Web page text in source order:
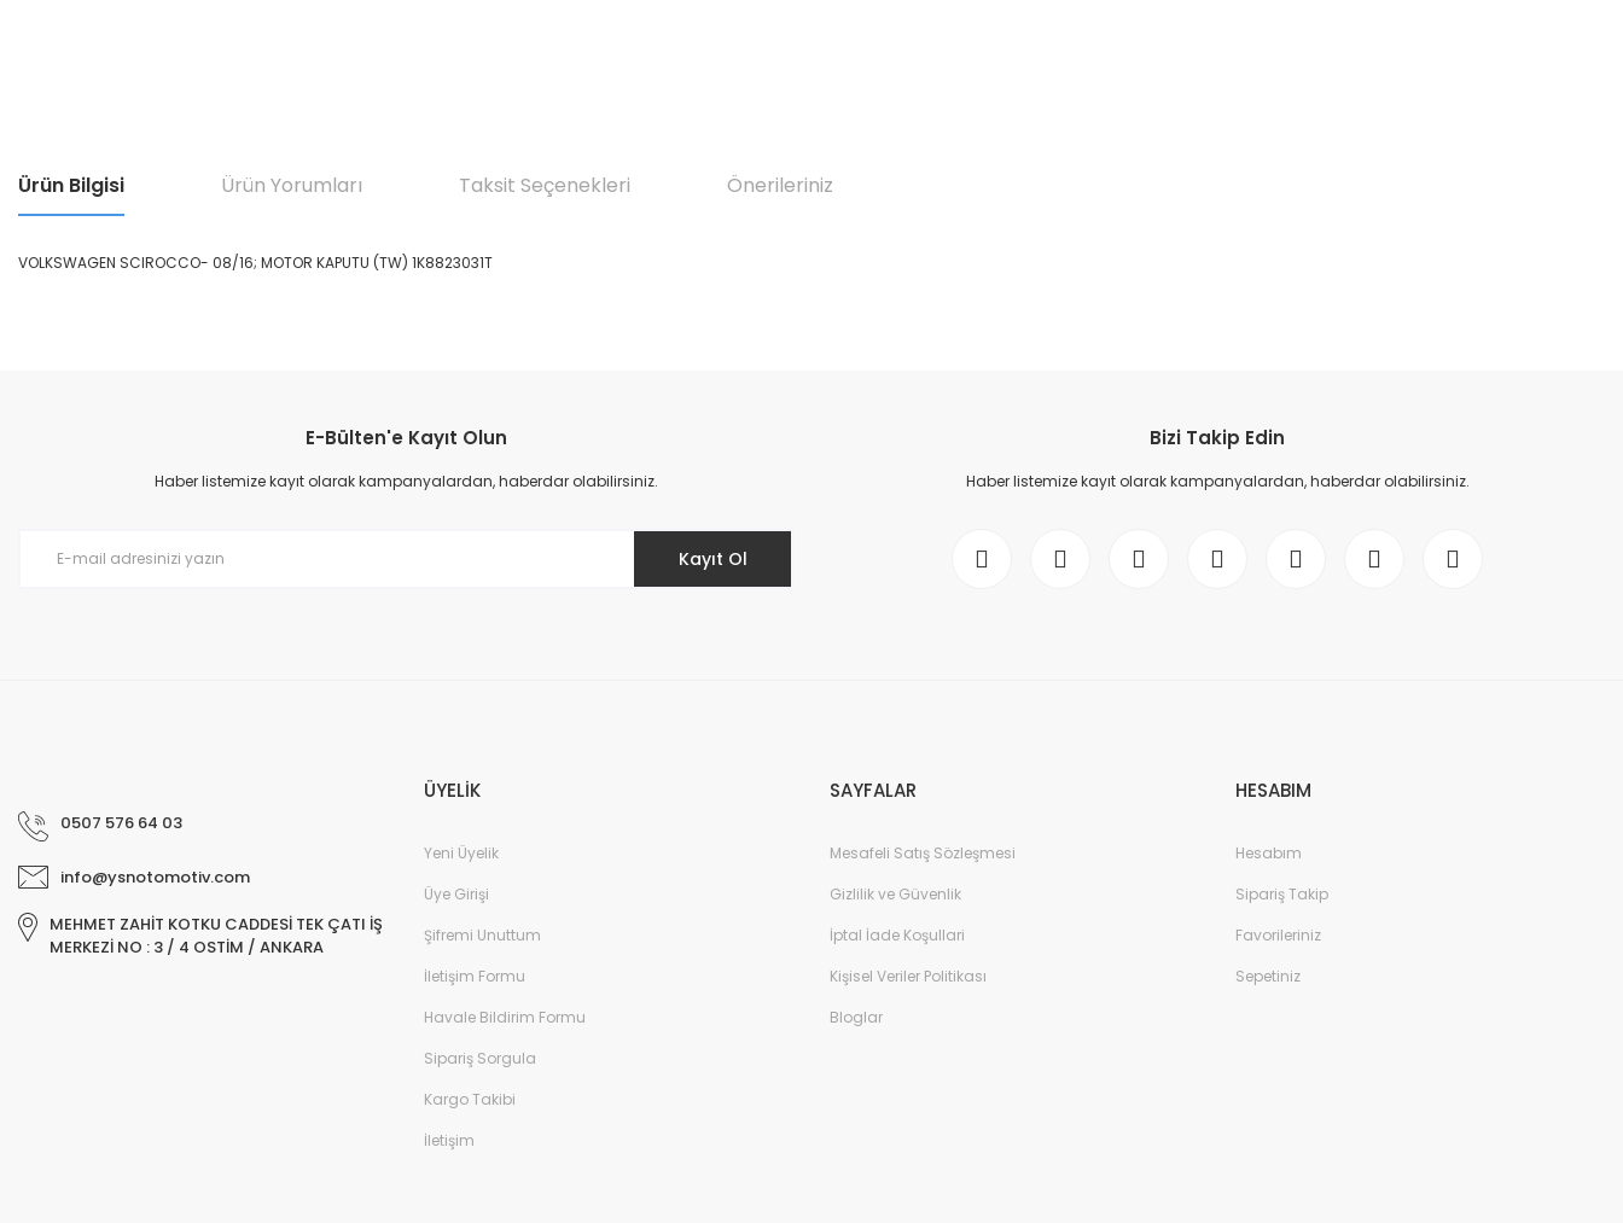
Ürün Bilgisi Ürün Yorumları Taksit Seçenekleri Önerileriniz
VOLKSWAGEN SCIROCCO- 08/16; MOTOR KAPUTU (TW) 1K8823031T
Ürün resmi kalitesiz, bozuk veya görüntülenemiyor.
Ürün açıklamasında eksik bilgiler bulunuyor.
E-Bülten'e Kayıt Olun
Haber listemize kayıt olarak kampanyalardan, haberdar olabilirsiniz.
Kayıt Ol
Bizi Takip Edin
Haber listemize kayıt olarak kampanyalardan, haberdar olabilirsiniz.
0507 576 64 03
info@ysnotomotiv.com
MEHMET ZAHİT KOTKU CADDESİ TEK ÇATI İŞ
MERKEZİ NO : 3 / 4 OSTİM / ANKARA
ÜYELİK
Yeni Üyelik
Üye Girişi
Şifremi Unuttum
İletişim Formu
Havale Bildirim Formu
Sipariş Sorgula
Kargo Takibi
İletişim
SAYFALAR
Mesafeli Satış Sözleşmesi
Gizlilik ve Güvenlik
İptal İade Koşullari
Kişisel Veriler Politikası
Bloglar
HESABIM
Hesabım
Sipariş Takip
Favorileriniz
Sepetiniz